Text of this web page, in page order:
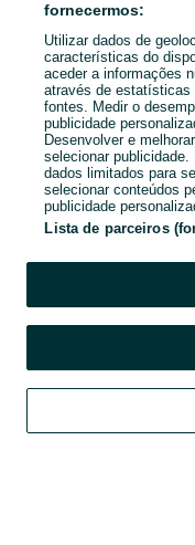
Explorar Favoritos
fornecermos:
Utilizar dados de
características do
aceder a informações
através de estatísticas
fontes. Medir o
publicidade
Desenvolver e
selecionar
dados limitados para
selecionar conteúdos
publicidade
Lista de parceiros